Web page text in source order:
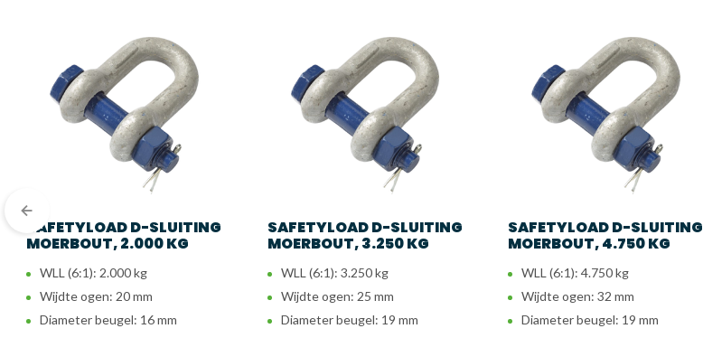
Met moer en borgpen
Certificering Optioneel per sluiting
Registratienummer Optioneel per sluiting
Hijsen, sjorren, zekeren
SAFETYLOAD D-SLUITING
MOERBOUT, 2.000 KG
WLL (6:1): 2.000 kg
Wijdte ogen: 20 mm
Diameter beugel: 16 mm
SAFETYLOAD D-SLUITING
MOERBOUT, 3.250 KG
WLL (6:1): 3.250 kg
Wijdte ogen: 25 mm
Diameter beugel: 19 mm
SAFETYLOAD D-SLUITING
MOERBOUT, 4.750 KG
WLL (6:1): 4.750 kg
Wijdte ogen: 32 mm
Diameter beugel: 19 mm